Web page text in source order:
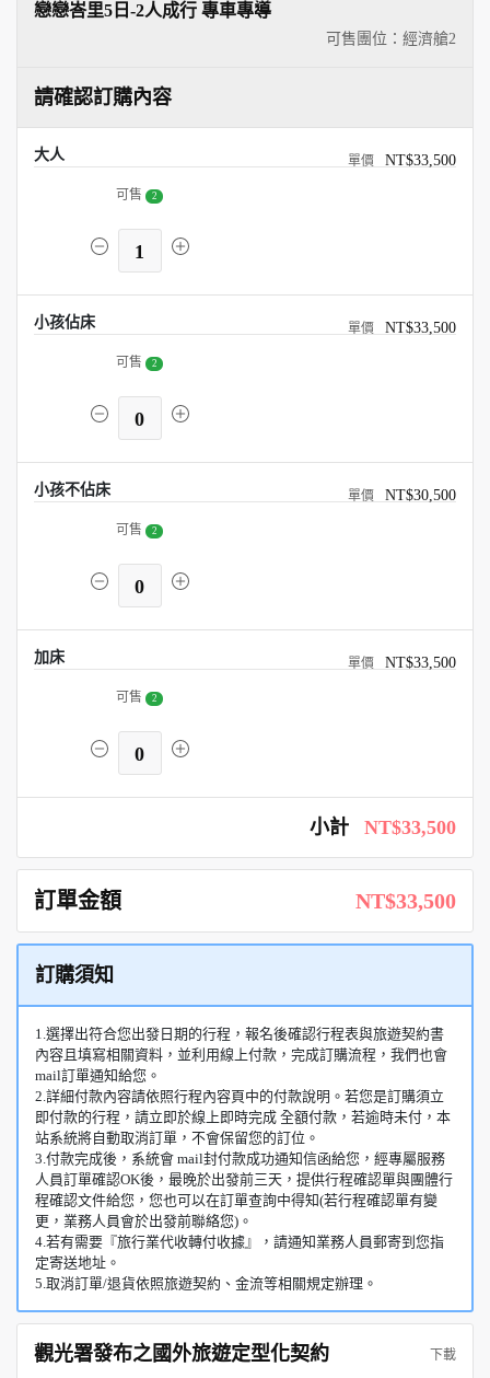
可售團位：經濟艙2
戀戀峇里5日-2人成行 專車專導
請確認訂購內容
大人 NT$33,500
可售 2
1
小孩佔床 NT$33,500
可售 2
0
小孩不佔床 NT$30,500
可售 2
0
加床 NT$33,500
可售 2
0
小計 NT$33,500
訂單金額 NT$33,500
訂購須知
1.選擇出符合您出發日期的行程，報名後確認行程表與旅遊契約書
內容且填寫相關資料，並利用線上付款，完成訂購流程，我們也會
mail訂單通知給您。
2.詳細付款內容請依照行程內容頁中的付款說明。若您是訂購須立
即付款的行程，請立即於線上即時完成 全額付款，若逾時未付，本
站系統將自動取消訂單，不會保留您的訂位。
3.付款完成後，系統會 mail封付款成功通知信函給您，經專屬服務
人員訂單確認OK後，最晚於出發前三天，提供行程確認單與團體行
程確認文件給您，您也可以在訂單查詢中得知(若行程確認單有變
更，業務人員會於出發前聯絡您)。
4.若有需要『旅行業代收轉付收據』，請通知業務人員郵寄到您指
定寄送地址。
5.取消訂單/退貨依照旅遊契約、金流等相關規定辦理。
觀光署發布之國外旅遊定型化契約 下載